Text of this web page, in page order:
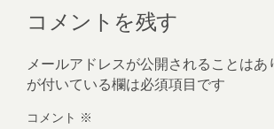
コメントを残す
メールアドレスが公開されることはあ
が付いている欄は必須項目です
コメント ※